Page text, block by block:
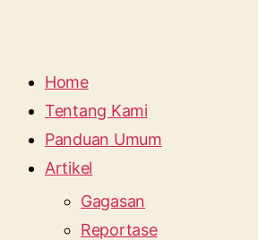
Home
Tentang Kami
Panduan Umum
Artikel
Gagasan
Reportase